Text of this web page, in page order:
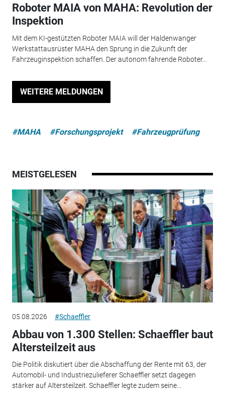
Roboter MAIA von MAHA: Revolution der
Inspektion
Mit dem KI-gestützten Roboter MAIA will der Haldenwanger
Werkstattausrüster MAHA den Sprung in die Zukunft der
Fahrzeuginspektion schaffen. Der autonom fahrende Roboter...
WEITERE MELDUNGEN
#MAHA #Forschungsprojekt #Fahrzeugprüfung
MEISTGELESEN
05.08.2026 #Schaeffler
Abbau von 1.300 Stellen: Schaeffler baut
Altersteilzeit aus
Die Politik diskutiert über die Abschaffung der Rente mit 63, der
Automobil- und Industriezulieferer Schaeffler setzt dagegen
stärker auf Altersteilzeit. Schaeffler legte zudem seine...